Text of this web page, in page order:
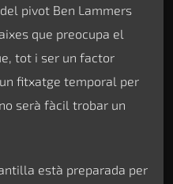
pivot Ben Lammers
que preocupa el
tot i ser un factor
fitxatge temporal per
serà fàcil trobar un
està preparada per